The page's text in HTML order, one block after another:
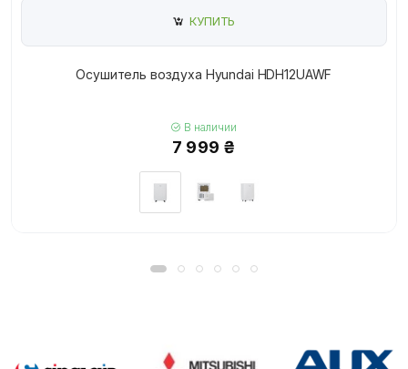
КУПИТЬ
Осушитель воздуха Hyundai HDH12UAWF
В наличии
7 999 ₴